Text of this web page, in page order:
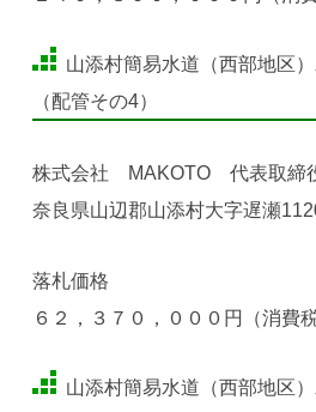
山添村簡易水道（西部地区
（配管その4）
株式会社 MAKOTO 代表取締
奈良県山辺郡山添村大字遅瀬
落札価格
６２，３７０，０００円（消費
山添村簡易水道（西部地区